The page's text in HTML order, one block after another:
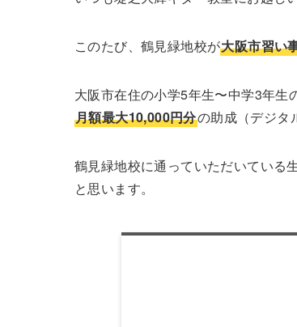
このたび、鶴見緑地校が大阪市習い
大阪市在住の小学5年生〜中学3年生
月額最大10,000円分の助成（デジタ
鶴見緑地校に通っていただいている
と思います。